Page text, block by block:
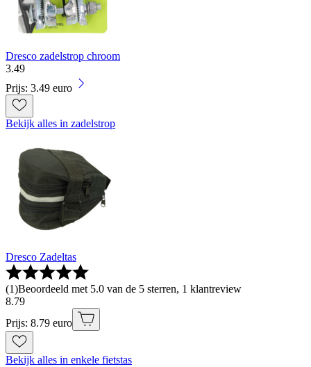
Dresco zadelstrop chroom
3.49
Prijs: 3.49 euro
Bekijk alles in zadelstrop
Dresco Zadeltas
(1)Beoordeeld met 5.0 van de 5 sterren, 1 klantreview
8.79
Prijs: 8.79 euro
Bekijk alles in enkele fietstas